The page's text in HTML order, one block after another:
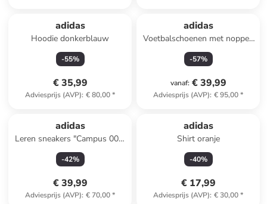
adidas
Hoodie donkerblauw
-55%
€ 35,99
Adviesprijs (AVP): € 80,00*
adidas
Voetbalschoenen met noppen
"Predator League FG/MG"
rood
-57%
vanaf: € 39,99
Adviesprijs (AVP): € 95,00*
adidas
Leren sneakers "Campus 00s"
blauw
-42%
€ 39,99
Adviesprijs (AVP): € 70,00*
adidas
Shirt oranje
-40%
€ 17,99
Adviesprijs (AVP): € 30,00*